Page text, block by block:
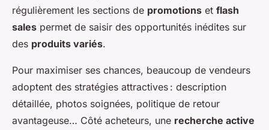
régulièrement les sections de promotions et flash
sales permet de saisir des opportunités inédites sur
des produits variés.
Pour maximiser ses chances, beaucoup de vendeurs
adoptent des stratégies attractives : description
détaillée, photos soignées, politique de retour
avantageuse… Côté acheteurs, une recherche active